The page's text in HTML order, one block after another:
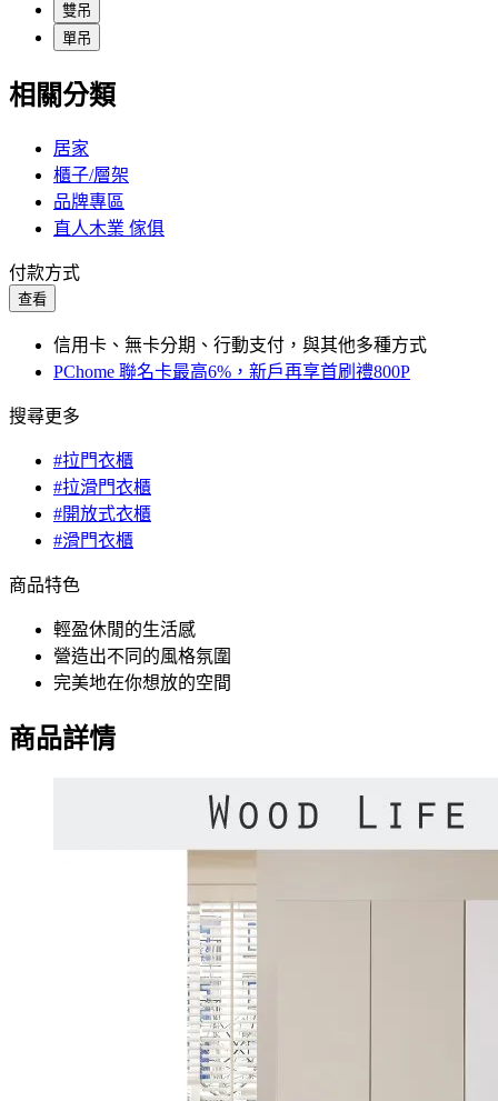
雙吊
單吊
相關分類
居家
櫃子/層架
品牌專區
直人木業 傢俱
付款方式
查看
信用卡、無卡分期、行動支付，與其他多種方式
PChome 聯名卡最高6%，新戶再享首刷禮800P
搜尋更多
#拉門衣櫃
#拉滑門衣櫃
#開放式衣櫃
#滑門衣櫃
商品特色
輕盈休閒的生活感
營造出不同的風格氛圍
完美地在你想放的空間
商品詳情